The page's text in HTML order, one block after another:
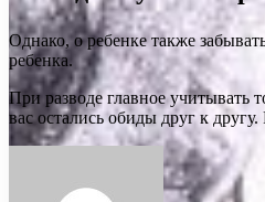
Однако, о ребенке также
ребенка.
При разводе главное учитывать
вас остались обиды друг к